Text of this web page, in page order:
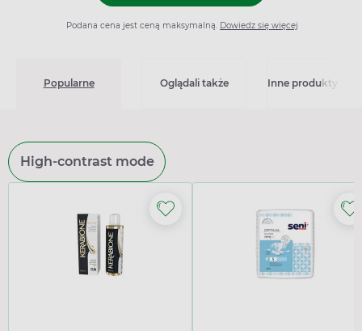
Podana cena jest ceną maksymalną. Dowiedz się więcej
Popularne Oglądali także Inne produkty z
High-contrast mode